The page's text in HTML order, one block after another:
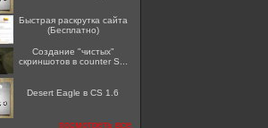
Быстрая раскрутка сайта
(Бесплатно)
Создание "чистых"
скриншотов в counter S...
Desert Eagle в CS 1.6
посмотреть все